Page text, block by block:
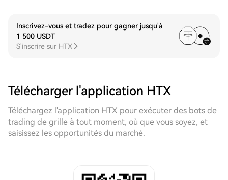
Inscrivez-vous et tradez pour gagner jusqu'à
1 500 USDT
S'inscrire sur HTX
Télécharger l'application HTX
Téléchargez l'application HTX pour exécuter des bots de
trading de grille à tout moment, où que vous soyez, et
saisissez les opportunités du marché.